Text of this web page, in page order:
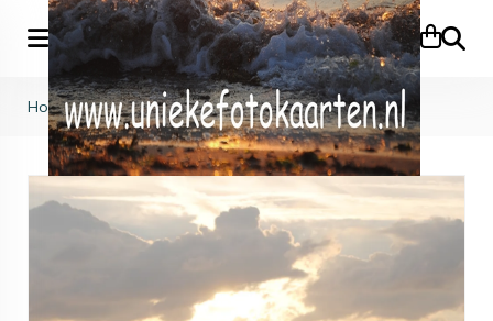
Zoeken
Home>Oprechte deelneming>KB (758)